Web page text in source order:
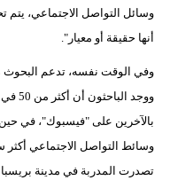
وسائل التواصل الاجتماعي، يتم
أنها حقيقة أو معيار".
وفي الوقت نفسه، تدعم البحوث
ووجد
بالآخرين على "فيسبوك"، في
وسائط التواصل الاجتماعي أكثر
تصدرت المدربة في مدينة